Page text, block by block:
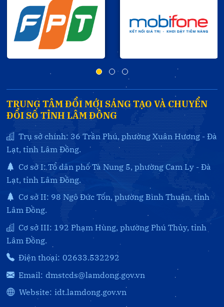
TRUNG TÂM ĐỔI MỚI SÁNG TẠO VÀ CHUYỂN
ĐỔI SỐ TỈNH LÂM ĐỒNG
Trụ sở chính: 36 Trần Phú, phường Xuân Hương - Đà
Lạt, tỉnh Lâm Đồng.
Cơ sở I: Tổ dân phố Tà Nung 5, phường Cam Ly - Đà
Lạt, tỉnh Lâm Đồng.
Cơ sở II: 98 Ngô Đức Tốn, phường Bình Thuận, tỉnh
Lâm Đồng.
Cơ sở III: 192 Phạm Hùng, phường Phú Thủy, tỉnh
Lâm Đồng.
Điện thoại: 02633.532292
Email: dmstcds@lamdong.gov.vn
Website: idt.lamdong.gov.vn